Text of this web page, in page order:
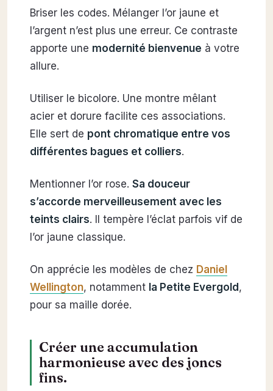
Briser les codes. Mélanger l’or jaune et
l’argent n’est plus une erreur. Ce contraste
apporte une modernité bienvenue à votre
allure.
Utiliser le bicolore. Une montre mêlant
acier et dorure facilite ces associations.
Elle sert de pont chromatique entre vos
différentes bagues et colliers.
Mentionner l’or rose. Sa douceur
s’accorde merveilleusement avec les
teints clairs. Il tempère l’éclat parfois vif de
l’or jaune classique.
On apprécie les modèles de chez Daniel
Wellington, notamment la Petite Evergold,
pour sa maille dorée.
Créer une accumulation
harmonieuse avec des joncs
fins.